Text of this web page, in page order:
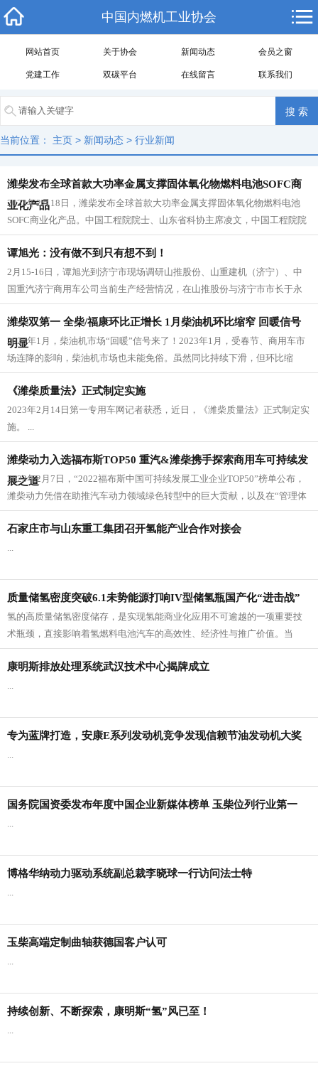
中国内燃机工业协会
网站首页 关于协会 新闻动态 会员之窗
党建工作 双碳平台 在线留言 联系我们
当前位置： 主页 > 新闻动态 > 行业新闻
潍柴发布全球首款大功率金属支撑固体氧化物燃料电池SOFC商
业化产品
2023年2月18日，潍柴发布全球首款大功率金属支撑固体氧化物燃料电池
SOFC商业化产品。中国工程院院士、山东省科协主席凌文，中国工程院院
士、天津大学教...
谭旭光：没有做不到只有想不到！
2月15-16日，谭旭光到济宁市现场调研山推股份、山重建机（济宁）、中
国重汽济宁商用车公司当前生产经营情况，在山推股份与济宁市市长于永
生共同听取相关企业的工作汇...
潍柴双第一 全柴/福康环比正增长 1月柴油机环比缩窄 回暖信号
明显
2023年1月，柴油机市场“回暖”信号来了！2023年1月，受春节、商用车市
场连降的影响，柴油机市场也未能免俗。虽然同比持续下滑，但环比缩
窄，这为已经连续下滑1...
《潍柴质量法》正式制定实施
2023年2月14日第一专用车网记者获悉，近日，《潍柴质量法》正式制定实
施。 ...
潍柴动力入选福布斯TOP50 重汽&潍柴携手探索商用车可持续发
展之道
2023年2月7日，“2022福布斯中国可持续发展工业企业TOP50”榜单公布，
潍柴动力凭借在助推汽车动力领域绿色转型中的巨大贡献，以及在“管理体
系、技...
石家庄市与山东重工集团召开氢能产业合作对接会
...
质量储氢密度突破6.1未势能源打响IV型储氢瓶国产化“进击战”
氢的高质量储氢密度储存，是实现氢能商业化应用不可逾越的一项重要技
术瓶颈，直接影响着氢燃料电池汽车的高效性、经济性与推广价值。当
前，日韩、欧美等多个国家已率先将Ⅳ...
康明斯排放处理系统武汉技术中心揭牌成立
...
专为蓝牌打造，安康E系列发动机竞争发现信赖节油发动机大奖
...
国务院国资委发布年度中国企业新媒体榜单 玉柴位列行业第一
...
博格华纳动力驱动系统副总裁李晓球一行访问法士特
...
玉柴高端定制曲轴获德国客户认可
...
持续创新、不断探索，康明斯“氢”风已至！
...